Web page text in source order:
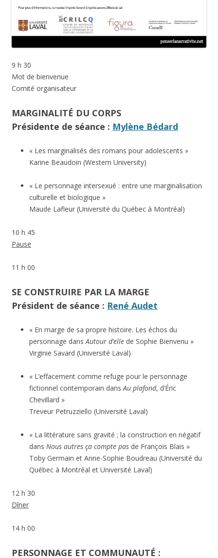
9 h 30
Mot de bienvenue
Comité organisateur
MARGINALITÉ DU CORPS
Présidente de séance : Mylène Bédard
« Les marginalisés des romans pour adolescents »
Karine Beaudoin (Western University)
« Le personnage intersexué : entre une marginalisation
culturelle et biologique »
Maude Lafleur (Université du Québec à Montréal)
10 h 45
Pause
11 h 00
SE CONSTRUIRE PAR LA MARGE
Président de séance : René Audet
« En marge de sa propre histoire. Les échos du
personnage dansAutour d’elle de Sophie Bienvenu »
Virginie Savard (Université Laval)
« L’effacement comme refuge pour le personnage
fictionnel contemporain dansAu plafond, d’Éric
Chevillard »
Treveur Petruzziello (Université Laval)
« La littérature sans gravité ; la construction en négatif
dans Nous autres ça compte pas de François Blais »
Toby Germain et Anne-Sophie Boudreau (Université du
Québec à Montréal et Université Laval)
12 h 30
Dîner
14 h 00
PERSONNAGE ET COMMUNAUTÉ :